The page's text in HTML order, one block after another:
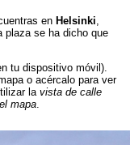
en Helsinki
plaza se ha dicho que
tu dispositivo móvil).
o acércalo para ver
la vista de calle
mapa